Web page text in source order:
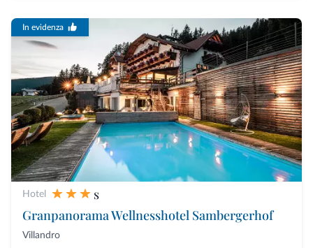
In evidenza
Hotel
s
Granpanorama Wellnesshotel Sambergerhof
Villandro